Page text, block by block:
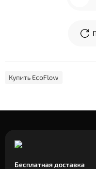
Купить EcoFlow
Бесплатная доставка